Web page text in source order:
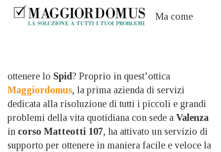
Ma come
ottenere lo Spid? Proprio in quest’ottica
Maggiordomus, la prima azienda di servizi
dedicata alla risoluzione di tutti i piccoli e grandi
problemi della vita quotidiana con sede a Valenza
in corso Matteotti 107, ha attivato un servizio di
supporto per ottenere in maniera facile e veloce la